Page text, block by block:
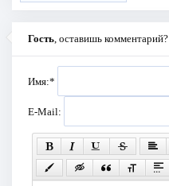
Гость , оставишь комментарий?
Имя:*
E-Mail: